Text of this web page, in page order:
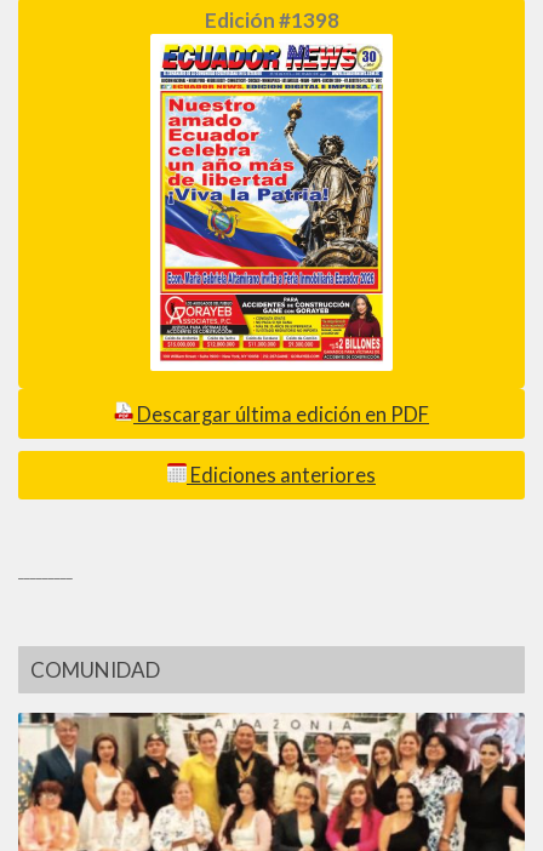
Edición #1398
Descargar última edición en PDF
Ediciones anteriores
COMUNIDAD